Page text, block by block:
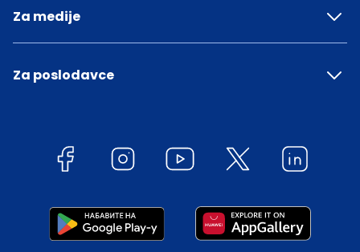
Za medije
Za poslodavce